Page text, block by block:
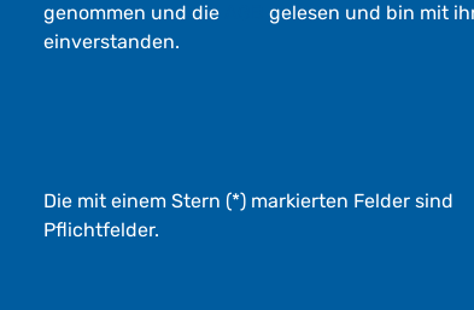
genommen und die
gelesen und bin mit
einverstanden.
Die mit einem Stern (*) markierten Felder sind
Pflichtfelder.